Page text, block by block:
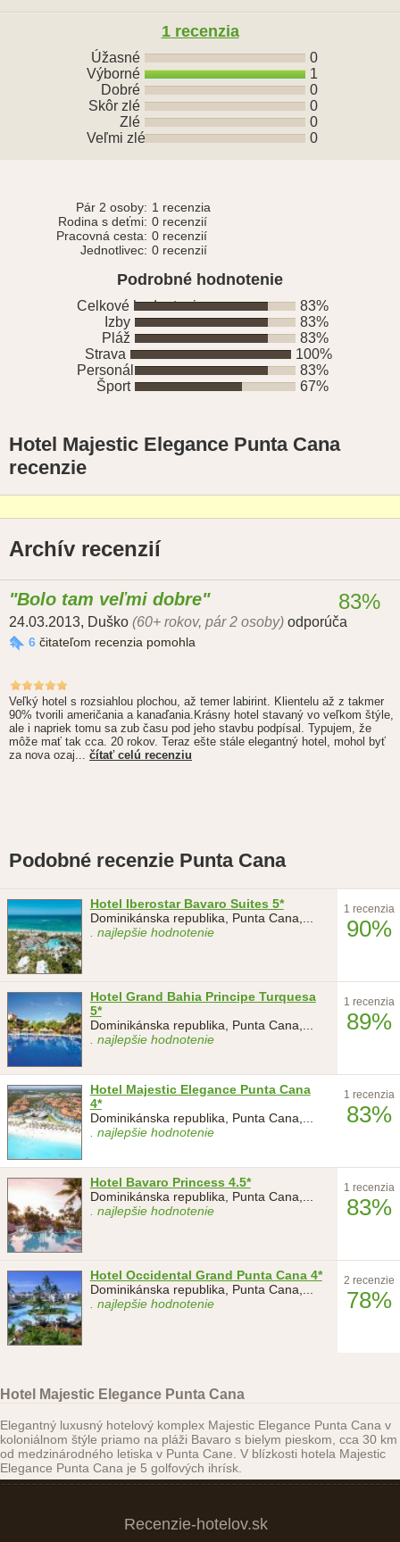
1recenzia
Úžasné
0
Výborné
1
Dobré
0
Skôr zlé
0
Zlé
0
Veľmi zlé
0
Pár 2 osoby: 1 recenzia
Rodina s deťmi: 0 recenzií
Pracovná cesta: 0 recenzií
Jednotlivec: 0 recenzií
Podrobné hodnotenie
Celkové hodnotenie
83%
Izby
83%
Pláž
83%
Strava
100%
Personál
83%
Šport
67%
Hotel Majestic Elegance Punta Cana
recenzie
Archív recenzií
Bolo tam veľmi dobre
24.03.2013, Duško (60+ rokov, pár 2 osoby) odporúča
6 čitateľom recenzia pomohla
83%
Veľký hotel s rozsiahlou plochou, až temer labirint. Klientelu až z takmer
90% tvorili američania a kanaďania.Krásny hotel stavaný vo veľkom štýle,
ale i napriek tomu sa zub času pod jeho stavbu podpísal. Typujem, že
môže mať tak cca. 20 rokov. Teraz ešte stále elegantný hotel, mohol byť
za nova ozaj... čítať celú recenziu
Podobné recenzie Punta Cana
Hotel Iberostar Bavaro Suites 5*
Dominikánska republika, Punta Cana,
. najlepšie hodnotenie
1 recenzia
90%
Hotel Grand Bahia Principe Turquesa
5*
Dominikánska republika, Punta Cana,
. najlepšie hodnotenie
1 recenzia
89%
Hotel Majestic Elegance Punta Cana
4*
Dominikánska republika, Punta Cana,...
. najlepšie hodnotenie
1 recenzia
83%
Hotel Bavaro Princess 4.5*
Dominikánska republika, Punta Cana,...
. najlepšie hodnotenie
1 recenzia
83%
Hotel Occidental Grand Punta Cana 4*
Dominikánska republika, Punta Cana,...
. najlepšie hodnotenie
2 recenzie
78%
Hotel Majestic Elegance Punta Cana
Elegantný luxusný hotelový komplex Majestic Elegance Punta Cana v
koloniálnom štýle priamo na pláži Bavaro s bielym pieskom, cca 30 km
od medzinárodného letiska v Punta Cane. V blízkosti hotela Majestic
Elegance Punta Cana je 5 golfových ihrísk.
Recenzie-hotelov.sk